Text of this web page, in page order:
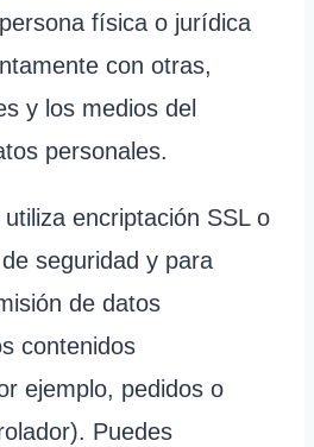
física o jurídica
con otras,
y los medios del
personales.
encriptación SSL o
seguridad y para
de datos
contenidos
ejemplo, pedidos o
Puedes